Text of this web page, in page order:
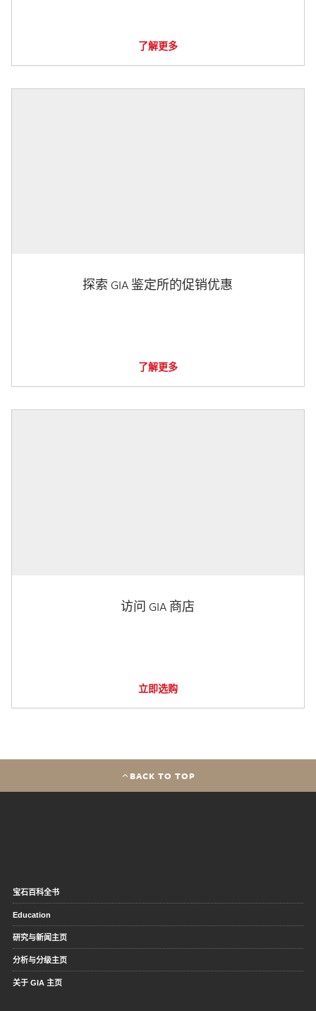
了解更多
探索 GIA 鉴定所的促销优惠
了解更多
访问 GIA 商店
立即选购
BACK TO TOP
宝石百科全书
Education
研究与新闻主页
分析与分级主页
关于 GIA 主页